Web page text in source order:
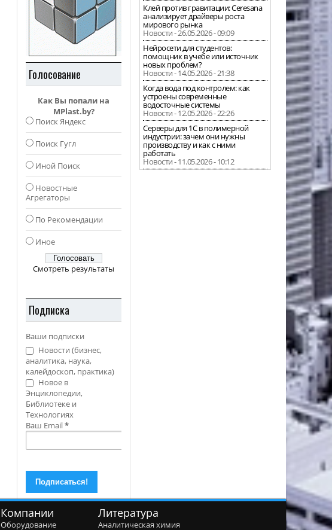
Голосование
Как Вы попали на
MPlast.by?
Поиск Яндекс
Поиск Гугл
Иной Поиск
Новостные
Агрегаторы
По Рекомендации
Иное
Смотреть результаты
Подписка
Ваши подписки
Новости (бизнес,
аналитика, наука,
калейдоскоп, практика)
Новое в
Энциклопедии,
Библиотеке и
Технологиях
Ваш Email*
Клей против гравитации: Ceresana
анализирует драйверы роста
мирового рынка
Новости - 26.05.2026 - 09:09
Нейросети для студентов:
помощник в учебе или источник
новых проблем?
Новости - 14.05.2026 - 21:38
Когда вода под контролем: как
устроены современные
водосточные системы
Новости - 12.05.2026 - 22:26
Серверы для 1С в полимерной
индустрии: зачем они нужны
производству и как с ними
работать
Новости - 11.05.2026 - 10:12
Компании
Оборудование
Литература
Аналитическая химия